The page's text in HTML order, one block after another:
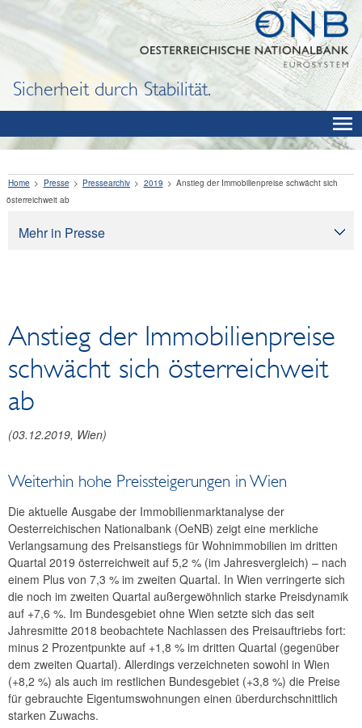
Sicherheit durch Stabilität.
Mehr in Presse
OeNB-Blog
OeNB-Podcast
Reden und Präsentationen
Berichte
Fotos
Home Presse Pressearchiv 2019
Anstieg der Immobilienpreise schwächt sich
österreichweit ab
Anstieg der Immobilienpreise
schwächt sich österreichweit
ab
(03.12.2019, Wien)
Weiterhin hohe Preissteigerungen in Wien
Die aktuelle Ausgabe der Immobilienmarktanalyse der
Oesterreichischen Nationalbank (OeNB) zeigt eine merkliche
Verlangsamung des Preisanstiegs für Wohnimmobilien im dritten
Quartal 2019 österreichweit auf 5,2 % (im Jahresvergleich) – nach
einem Plus von 7,3 % im zweiten Quartal. In Wien verringerte sich
die noch im zweiten Quartal außergewöhnlich starke Preisdynamik
auf +7,6 %. Im Bundesgebiet ohne Wien setzte sich das seit
Jahresmitte 2018 beobachtete Nachlassen des Preisauftriebs fort:
minus 2 Prozentpunkte auf +1,8 % im dritten Quartal (gegenüber
dem zweiten Quartal). Allerdings verzeichneten sowohl in Wien
(+8,2 %) als auch im restlichen Bundesgebiet (+3,8 %) die Preise
für gebrauchte Eigentumswohnungen einen überdurchschnittlich
starken Zuwachs.